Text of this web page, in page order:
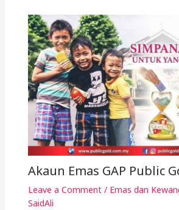
Akaun Emas GAP Public
Leave a Comment / Emas dan
SaidAli